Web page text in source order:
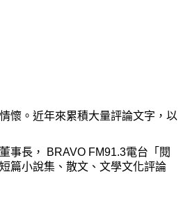
懷。近年來累積大量評論文字，以
事長，
BRAVO FM91.3電台「閱
篇小說集、散文、文學文化評論